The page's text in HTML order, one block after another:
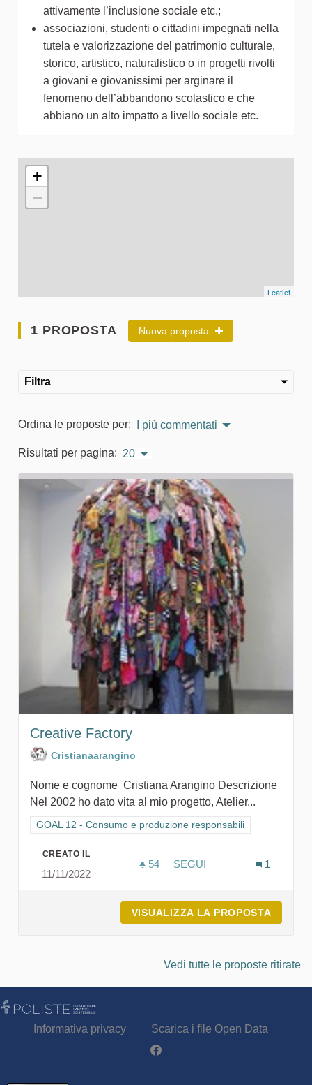
attivamente l’inclusione sociale etc.;
associazioni, studenti o cittadini impegnati nella
tutela e valorizzazione del patrimonio culturale,
storico, artistico, naturalistico o in progetti rivolti
a giovani e giovanissimi per arginare il
fenomeno dell’abbandono scolastico e che
abbiano un alto impatto a livello sociale etc.
L'elemento seguente è una mappa che presenta gli
+
−
Leaflet
1 PROPOSTA Nuova proposta
Filtra
Ordina le proposte per: I più commentati
Risultati per pagina: 20
Creative Factory
Cristianaarangino
Nome e cognome Cristiana Arangino Descrizione
Nel 2002 ho dato vita al mio progetto, Atelier...
Filtra i risultati per categoria: GOAL 12 - Consumo e
GOAL 12 - Consumo e produzione responsabili
CREATO IL
11/11/2022
54 54 SOSTENITORI
SEGUI
1
VISUALIZZA LA PROPOSTA
Vedi tutte le proposte ritirate
Informativa privacy
Scarica i file Open Data
Partecipa - Poliste su Facebook